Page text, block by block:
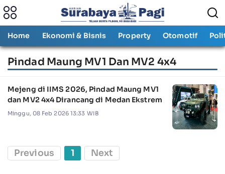
Home Ekonomi & Bisnis Property Otomotif
Pindad Maung MV1 Dan MV2 4x4
Mejeng di IIMS 2026, Pindad Maung MV1
dan MV2 4x4 Dirancang di Medan Ekstrem
Minggu, 08 Feb 2026 13:33 WIB
Previous 1 Next